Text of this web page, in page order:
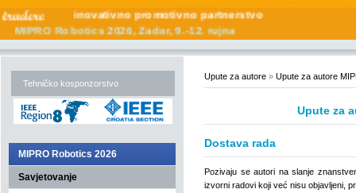
inovativno promotivno partnerstvo
MIPRO Robotics 2026, Zadar, 9.-12. rujna
Tehničko kosponzorstvo
MIPRO Robotics 2026
Savjetovanje
Upute za autore » Upute za autore
Upute za
Dostava rada
Pozivaju se autori na slanje
izvorni radovi koji već nisu objavljeni,